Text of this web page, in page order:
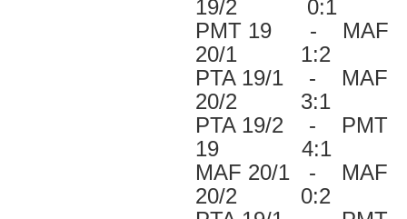
19/2 0:1
PMT 19 - MAF
20/1 1:2
PTA 19/1 - MAF
20/2 3:1
PTA 19/2 - PMT
19 4:1
MAF 20/1 - MAF
20/2 0:2